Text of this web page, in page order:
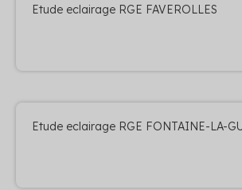
Etude eclairage RGE FAVEROLLES
Etude eclairage RGE FONTAINE-LA-